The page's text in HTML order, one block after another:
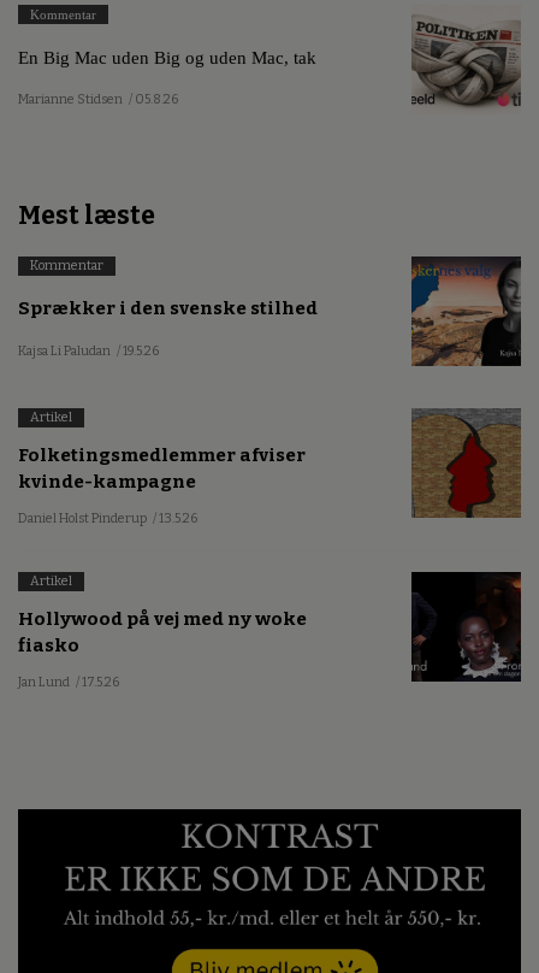
Kommentar
En Big Mac uden Big og uden Mac, tak
Marianne Stidsen / 05.8.26
Mest læste
Kommentar
Sprækker i den svenske stilhed
Kajsa Li Paludan / 19.5.26
Artikel
Folketingsmedlemmer afviser
kvinde-kampagne
Daniel Holst Pinderup / 13.5.26
Artikel
Hollywood på vej med ny woke
fiasko
Jan Lund / 17.5.26